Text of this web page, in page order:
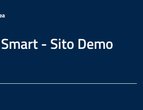
- Sito Demo